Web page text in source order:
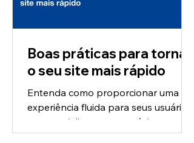
Boas práticas para tornar
o seu site mais rápido
Entenda como proporcionar uma
experiência fluida para seus usuários
e potencialize o seu negócio no
mundo online com dicas simples de